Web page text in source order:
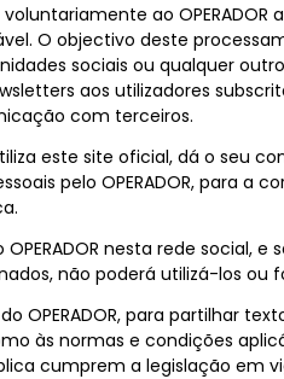
ao
O objectivo deste
sociais ou qualquer
aos utilizadores
com terceiros.
este site oficial, dá o seu
pelo OPERADOR, para a
nesta rede social,
não poderá utilizá-los ou
OPERADOR, para partilhar
às normas e condições
cumprem a legislação em